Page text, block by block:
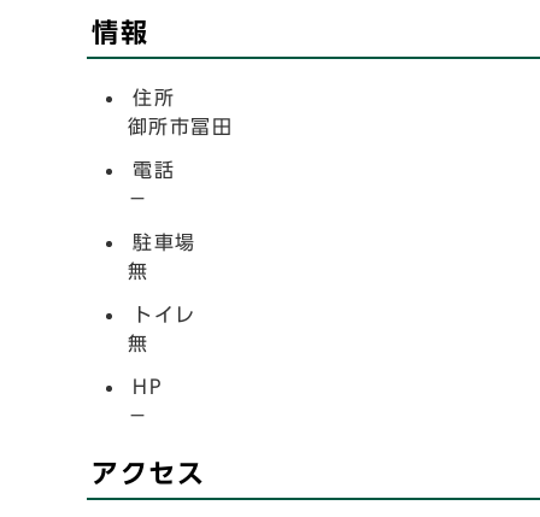
情報
住所
御所市冨田
電話
－
駐車場
無
トイレ
無
HP
－
アクセス